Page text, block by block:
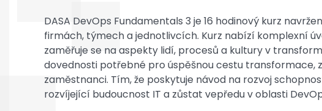
DASA DevOps Fundamentals 3 je 16 hodinový kurz
firmách, týmech a jednotlivcích. Kurz nabízí komplexní
zaměřuje se na aspekty lidí, procesů a kultury v
dovednosti potřebné pro úspěšnou cestu transformace,
zaměstnanci. Tím, že poskytuje návod na rozvoj
rozvíjející budoucnost IT a zůstat vepředu v oblasti